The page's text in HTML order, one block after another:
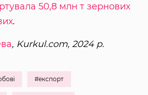
50,8 млн т зернових
.
, Kurkul.com, 2024 р.
#експорт